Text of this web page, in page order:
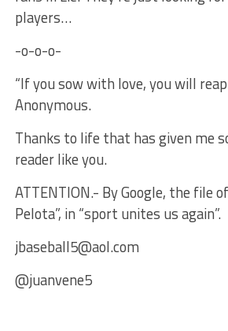
players…
-o-o-o-
“If you sow with love, you will
Anonymous.
Thanks to life that has given me
reader like you.
ATTENTION.- By Google, the file
Pelota”, in “sport unites us again”.
jbaseball5@aol.com
@juanvene5